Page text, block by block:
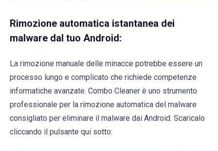
Rimozione automatica istantanea dei
malware dal tuo Android:
La rimozione manuale delle minacce potrebbe essere un
processo lungo e complicato che richiede competenze
informatiche avanzate. Combo Cleaner è uno strumento
professionale per la rimozione automatica del malware
consigliato per eliminare il malware dai Android. Scaricalo
cliccando il pulsante qui sotto: